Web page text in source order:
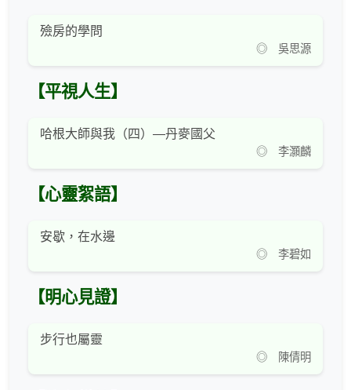
殮房的學問
◎ 吳思源
【平視人生】
哈根大師與我（四）—丹麥國父
◎ 李灝麟
【心靈絮語】
安歇，在水邊
◎ 李碧如
【明心見證】
步行也屬靈
◎ 陳倩明